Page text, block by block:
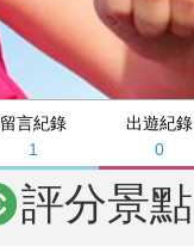
留言紀錄
1
出遊紀錄
0
評分景點